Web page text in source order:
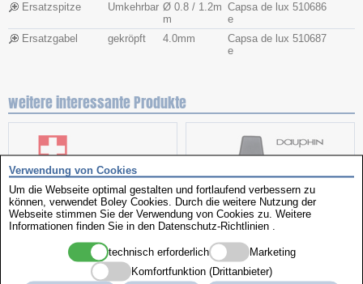
Ersatzspitze Umkehrbar Ø 0.8 / 1.2m
m
Capsa de lux
e
510686
Ersatzgabel gekröpft 4.0mm
Capsa de lux
e
510687
weitere interessante Produkte
Handölgeber Arbeitsstuhl
Verwendung von Cookies
Um die Webseite optimal gestalten und fortlaufend verbessern zu
können, verwendet Boley Cookies. Durch die weitere Nutzung der
Webseite stimmen Sie der Verwendung von Cookies zu. Weitere
Informationen finden Sie in den Datenschutz-Richtlinien
technisch erforderlich
Marketing
Komfortfunktion (Drittanbieter)